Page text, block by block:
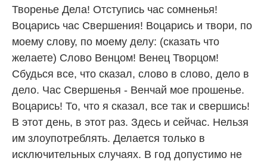
Творенье Дела! Отступись час сомненья!
Воцарись час Свершения! Воцарись и твори, по
моему слову, по моему делу: (сказать что
желаете) Слово Венцом! Венец Творцом!
Сбудься все, что сказал, слово в слово, дело в
дело. Час Свершенья - Венчай мое прошенье.
Воцарись! То, что я сказал, все так и свершись!
В этот день, в этот раз. Здесь и сейчас. Нельзя
им злоупотреблять. Делается только в
исключительных случаях. В год допустимо не